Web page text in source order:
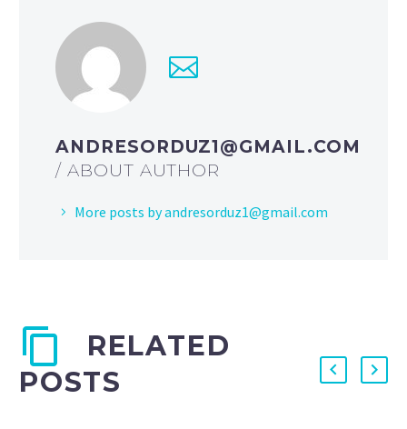
ANDRESORDUZ1@GMAIL.COM
/ ABOUT AUTHOR
More posts by andresorduz1@gmail.com
RELATED
POSTS